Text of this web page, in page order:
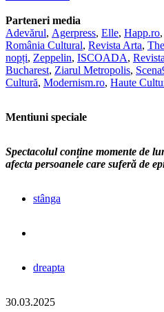
Parteneri media
Adevărul, Agerpress, Elle, Happ.ro,
România Cultural, Revista Arta,
nopți, Zeppelin, ISCOADA,
Bucharest, Ziarul Metropolis,
Cultură, Modernism.ro, Haute
Mentiuni speciale
Spectacolul conține momente de
afecta persoanele care suferă de
stânga
dreapta
30.03.2025